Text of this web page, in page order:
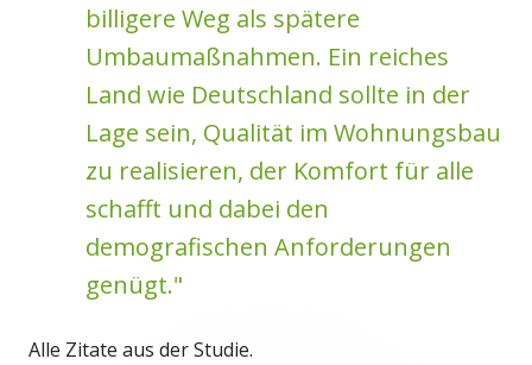
billigere Weg als spätere
Umbaumaßnahmen. Ein reiches
Land wie Deutschland sollte in der
Lage sein, Qualität im Wohnungsbau
zu realisieren, der Komfort für alle
schafft und dabei den
demografischen Anforderungen
genügt."
Alle Zitate aus der Studie.